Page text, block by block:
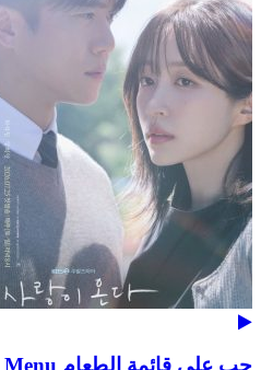
حب على قائمة الطعام Love on the Menu